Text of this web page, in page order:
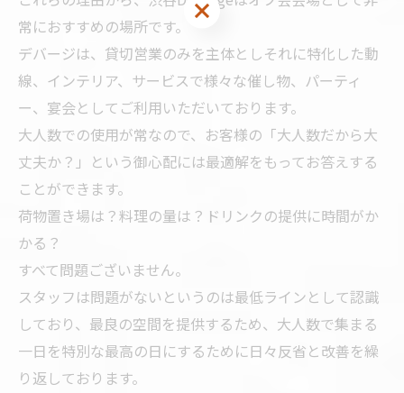
常におすすめの場所です。
デバージは、貸切営業のみを主体としそれに特化した動
線、インテリア、サービスで様々な催し物、パーティ
ー、宴会としてご利用いただいております。
大人数での使用が常なので、お客様の「大人数だから大
丈夫か？」という御心配には最適解をもってお答えする
ことができます。
荷物置き場は？料理の量は？ドリンクの提供に時間がか
かる？
すべて問題ございません。
スタッフは問題がないというのは最低ラインとして認識
しており、最良の空間を提供するため、大人数で集まる
一日を特別な最高の日にするために日々反省と改善を繰
り返しております。